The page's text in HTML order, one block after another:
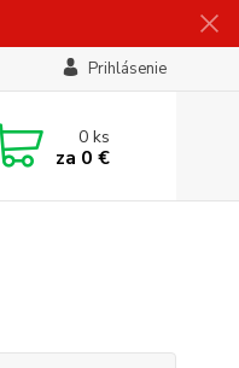
Prihlásenie
0ks
za 0 €